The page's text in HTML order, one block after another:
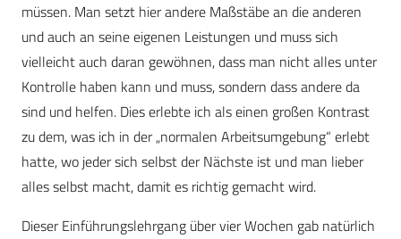
müssen. Man setzt hier andere Maßstäbe an die anderen
und auch an seine eigenen Leistungen und muss sich
vielleicht auch daran gewöhnen, dass man nicht alles unter
Kontrolle haben kann und muss, sondern dass andere da
sind und helfen. Dies erlebte ich als einen großen Kontrast
zu dem, was ich in der „normalen Arbeitsumgebung“ erlebt
hatte, wo jeder sich selbst der Nächste ist und man lieber
alles selbst macht, damit es richtig gemacht wird.
Dieser Einführungslehrgang über vier Wochen gab natürlich